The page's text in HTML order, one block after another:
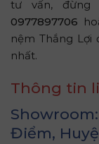
tư vấn, đừng
0977897706
nệm Thắng
nhất.
Thông tin
Điểm,